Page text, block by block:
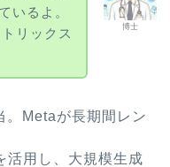
博士
いるよ。
リックス
。Metaが長期間レン
用し、大規模生成